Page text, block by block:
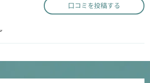
口コミを投稿する